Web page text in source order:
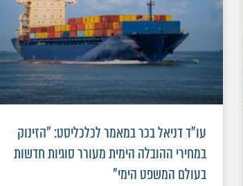
עו"ד דניאל בכר במאמר לכלכליסט: "הזינוק
במחירי ההובלה הימית מעורר סוגיות חדשות
בעולם המשפט הימי"